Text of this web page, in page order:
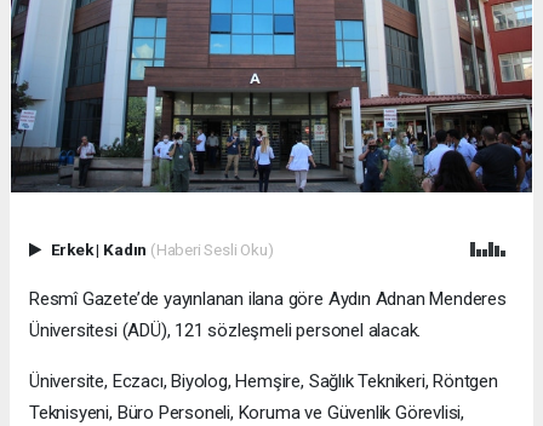
Erkek| Kadın (Haberi Sesli Oku)
Resmî Gazete’de yayınlanan ilana göre Aydın Adnan Menderes
Üniversitesi (ADÜ), 121 sözleşmeli personel alacak.
Üniversite, Eczacı, Biyolog, Hemşire, Sağlık Teknikeri, Röntgen
Teknisyeni, Büro Personeli, Koruma ve Güvenlik Görevlisi,